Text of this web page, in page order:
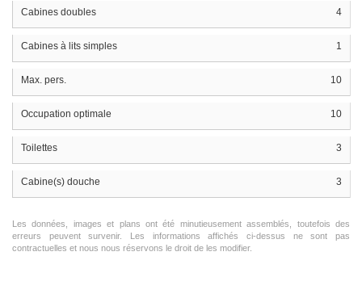
Cabines doubles 4
Cabines à lits simples 1
Max. pers. 10
Occupation optimale 10
Toilettes 3
Cabine(s) douche 3
Les données, images et plans ont été minutieusement assemblés, toutefois des
erreurs peuvent survenir. Les informations affichés ci-dessus ne sont pas
contractuelles et nous nous réservons le droit de les modifier.